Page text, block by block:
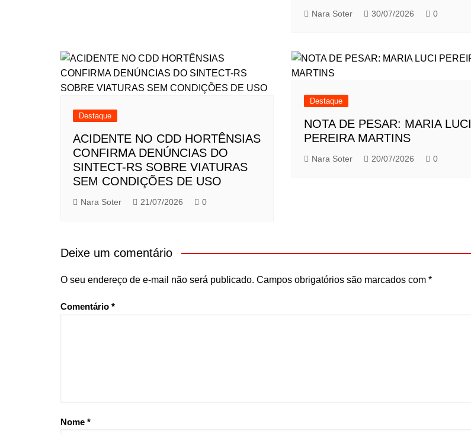
Nara Soter 30/07/2026 0
Destaque
ACIDENTE NO CDD HORTÊNSIAS
CONFIRMA DENÚNCIAS DO
SINTECT-RS SOBRE VIATURAS
SEM CONDIÇÕES DE USO
Nara Soter 21/07/2026 0
Destaque
NOTA DE PESAR: MARIA LUCI
PEREIRA MARTINS
Nara Soter 20/07/2026 0
Deixe um comentário
O seu endereço de e-mail não será publicado. Campos obrigatórios são marcados com *
Comentário *
Nome *